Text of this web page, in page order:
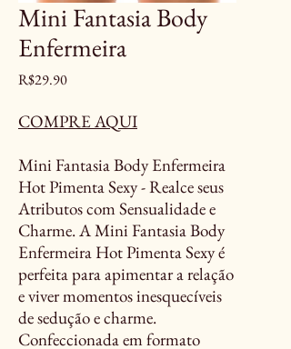
Mini Fantasia Body
Enfermeira
R$29.90Price
COMPRE AQUI
Mini Fantasia Body Enfermeira
Hot Pimenta Sexy - Realce seus
Atributos com Sensualidade e
Charme. A Mini Fantasia Body
Enfermeira Hot Pimenta Sexy é
perfeita para apimentar a relação
e viver momentos inesquecíveis
de sedução e charme.
Confeccionada em formato